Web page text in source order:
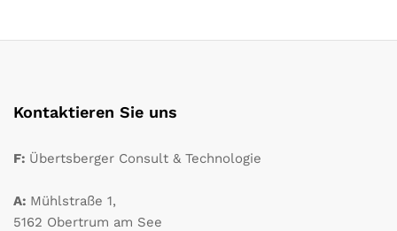
Kontaktieren Sie uns
F: Übertsberger Consult & Technologie
A: Mühlstraße 1,
5162 Obertrum am See